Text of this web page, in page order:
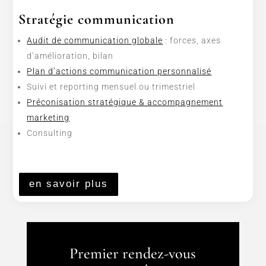
Stratégie communication
Audit de communication globale : forces, axes
d’amélioration, bilan
Plan d’actions communication personnalisé
Suivi et reporting mensuel ou trimestriel
Préconisation stratégique & accompagnement
marketing
Consulting
en savoir plus
Premier rendez-vous